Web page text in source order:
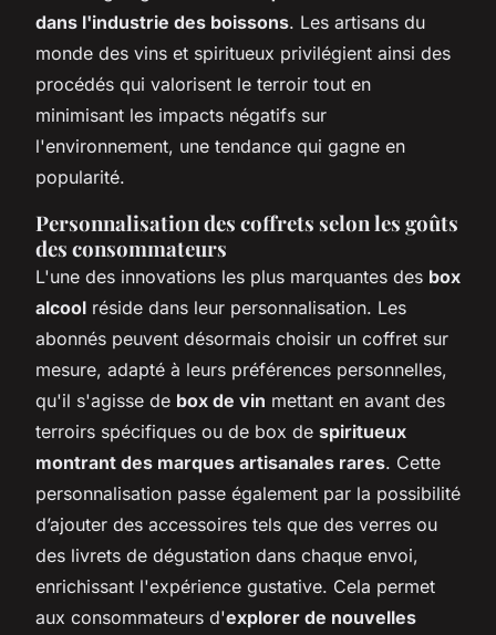
dans l'industrie des boissons. Les artisans du
monde des vins et spiritueux privilégient ainsi des
procédés qui valorisent le terroir tout en
minimisant les impacts négatifs sur
l'environnement, une tendance qui gagne en
popularité.
Personnalisation des coffrets selon les goûts
des consommateurs
L'une des innovations les plus marquantes des box
alcool réside dans leur personnalisation. Les
abonnés peuvent désormais choisir un coffret sur
mesure, adapté à leurs préférences personnelles,
qu'il s'agisse de box de vin mettant en avant des
terroirs spécifiques ou de box de spiritueux
montrant des marques artisanales rares. Cette
personnalisation passe également par la possibilité
d’ajouter des accessoires tels que des verres ou
des livrets de dégustation dans chaque envoi,
enrichissant l'expérience gustative. Cela permet
aux consommateurs d'explorer de nouvelles